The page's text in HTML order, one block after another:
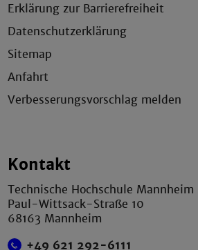
Erklärung zur Barrierefreiheit
Datenschutzerklärung
Sitemap
Anfahrt
Verbesserungsvorschlag melden
Kontakt
Technische Hochschule Mannheim
Paul-Wittsack-Straße 10
68163 Mannheim
+49 621 292-6111